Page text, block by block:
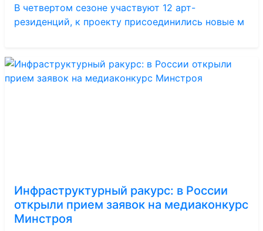
В четвертом сезоне участвуют 12 арт-
резиденций, к проекту присоединились новые м
Инфраструктурный ракурс: в России
открыли прием заявок на медиаконкурс
Минстроя